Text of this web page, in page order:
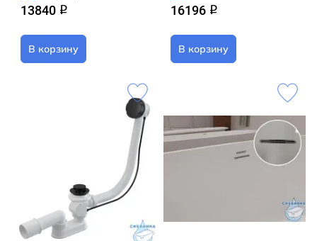
13840 q
В корзину
16196 q
В корзину